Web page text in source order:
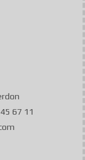
67 11